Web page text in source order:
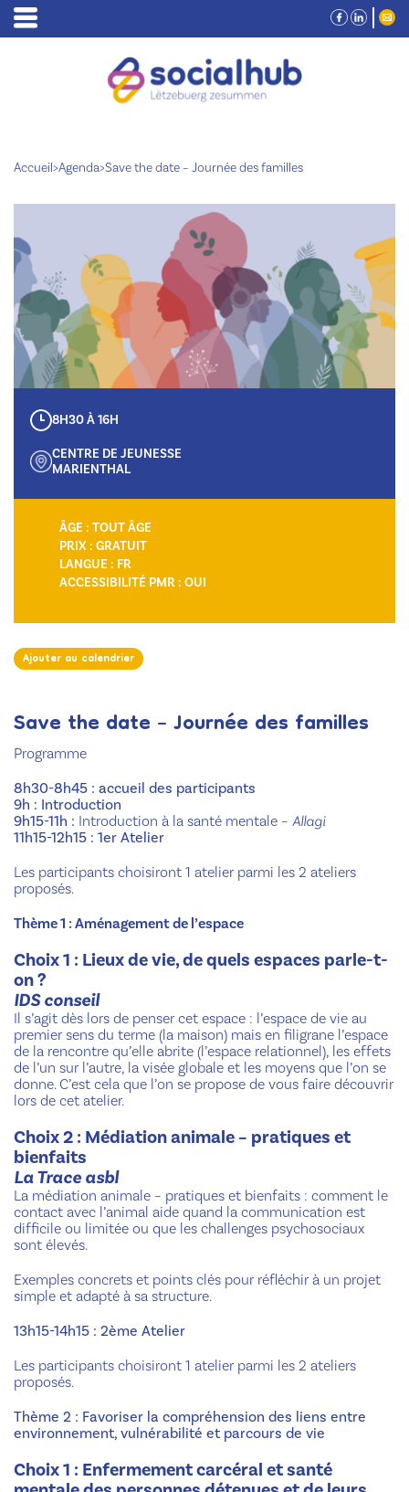
Accueil>Agenda>Save the date – Journée des familles
8H30 À 16H
CENTRE DE JEUNESSE
MARIENTHAL
ÂGE : TOUT ÂGE
PRIX : GRATUIT
LANGUE : FR
ACCESSIBILITÉ PMR : OUI
Ajouter au calendrier
Save the date – Journée des familles
Programme
8h30-8h45 : accueil des participants
9h : Introduction
9h15-11h : Introduction à la santé mentale – ​ Allagi
11h15-12h15 : 1er Atelier
Les participants choisiront 1 atelier parmi les 2 ateliers
proposés.
Thème 1 : Aménagement de l’espace
Choix 1 : Lieux de vie, de quels espaces parle-t-
on ?
IDS conseil
Il s’agit dès lors de penser cet espace : l’espace de vie au
premier sens du terme (la maison) mais en filigrane l’espace
de la rencontre qu’elle abrite (l’espace relationnel), les effets
de l’un sur l’autre, la visée globale et les moyens que l’on se
donne. C’est cela que l’on se propose de vous faire découvrir
lors de cet atelier.
Choix 2 : Médiation animale – pratiques et
bienfaits
La Trace asbl
La médiation animale – pratiques et bienfaits : comment le
contact avec l’animal aide quand la communication est
difficile ou limitée ou que les challenges psychosociaux
sont élevés.
Exemples concrets et points clés pour réfléchir à un projet
simple et adapté à sa structure.
13h15-14h15 : 2ème Atelier
Les participants choisiront 1 atelier parmi les 2 ateliers
proposés.
Thème 2 : Favoriser la compréhension des liens entre
environnement, vulnérabilité et parcours de vie
Choix 1 : Enfermement carcéral et santé